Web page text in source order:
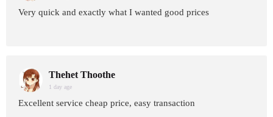
Very quick and exactly what I wanted good prices
Thehet Thoothe
1 day age
Excellent service cheap price, easy transaction